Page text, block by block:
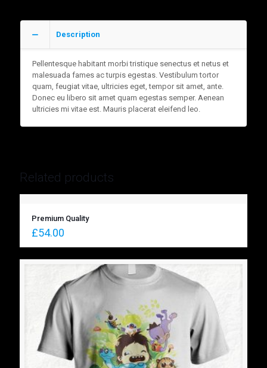
Description
Pellentesque habitant morbi tristique senectus et netus et
malesuada fames ac turpis egestas. Vestibulum tortor
quam, feugiat vitae, ultricies eget, tempor sit amet, ante.
Donec eu libero sit amet quam egestas semper. Aenean
ultricies mi vitae est. Mauris placerat eleifend leo.
Related products
Premium Quality
£54.00